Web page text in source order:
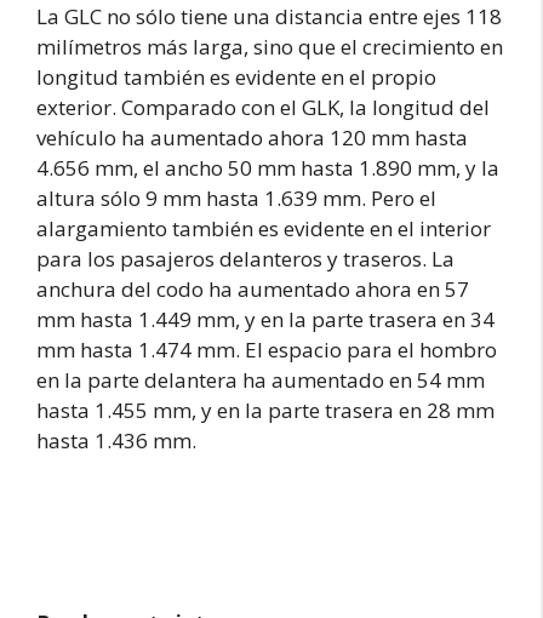
La GLC no sólo tiene una distancia entre ejes 118
milímetros más larga, sino que el crecimiento en
longitud también es evidente en el propio
exterior. Comparado con el GLK, la longitud del
vehículo ha aumentado ahora 120 mm hasta
4.656 mm, el ancho 50 mm hasta 1.890 mm, y la
altura sólo 9 mm hasta 1.639 mm. Pero el
alargamiento también es evidente en el interior
para los pasajeros delanteros y traseros. La
anchura del codo ha aumentado ahora en 57
mm hasta 1.449 mm, y en la parte trasera en 34
mm hasta 1.474 mm. El espacio para el hombro
en la parte delantera ha aumentado en 54 mm
hasta 1.455 mm, y en la parte trasera en 28 mm
hasta 1.436 mm.